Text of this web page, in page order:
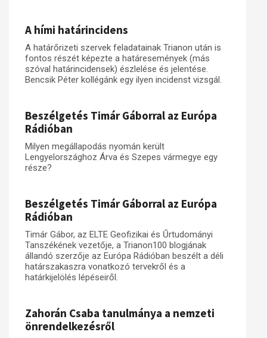
A hími határincidens
A határőrizeti szervek feladatainak Trianon után is
fontos részét képezte a határesemények (más
szóval határincidensek) észlelése és jelentése.
Bencsik Péter kollégánk egy ilyen incidenst vizsgál.
Beszélgetés Timár Gáborral az Európa
Rádióban
Milyen megállapodás nyomán került
Lengyelországhoz Árva és Szepes vármegye egy
része?
Beszélgetés Timár Gáborral az Európa
Rádióban
Timár Gábor, az ELTE Geofizikai és Űrtudományi
Tanszékének vezetője, a Trianon100 blogjának
állandó szerzője az Európa Rádióban beszélt a déli
határszakaszra vonatkozó tervekről és a
határkijelölés lépéseiről.
Zahorán Csaba tanulmánya a nemzeti
önrendelkezésről